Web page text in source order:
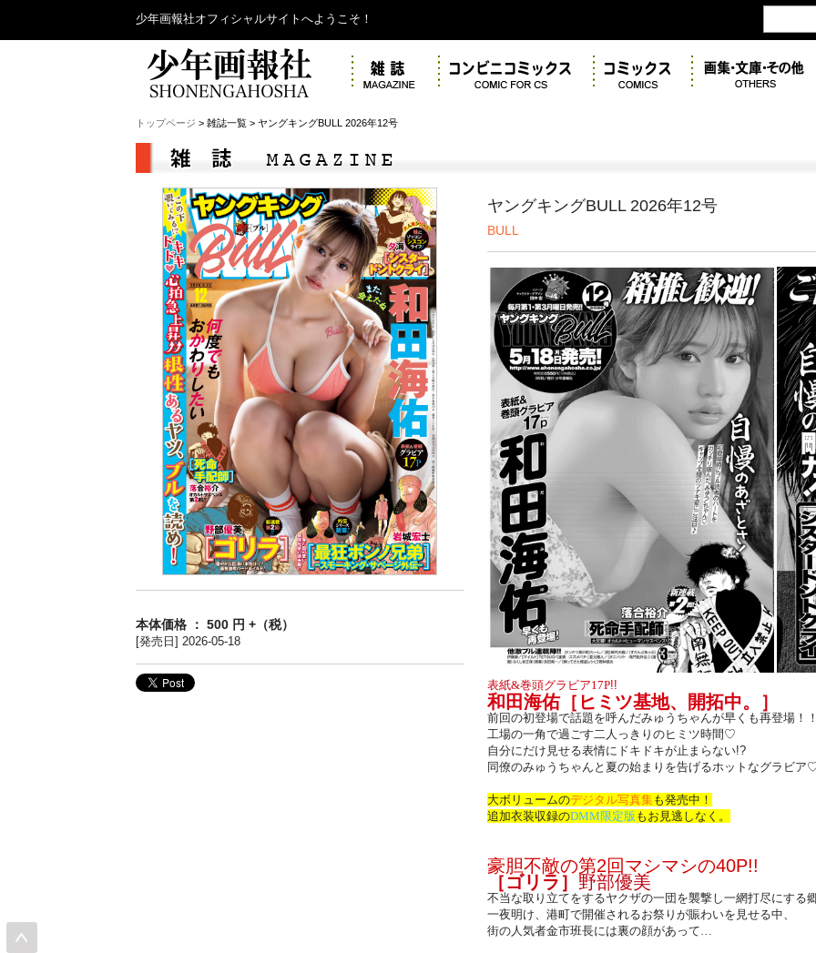
少年画報社オフィシャルサイトへようこそ！
トップページ > 雑誌一覧 > ヤングキングBULL 2026年12号
本体価格 ： 500 円 +（税）
[発売日] 2026-05-18
ヤングキングBULL 2026年12号
BULL
表紙&巻頭グラビア17P!!
和田海佑［ヒミツ基地、開拓中。］
前回の初登場で話題を呼んだみゅうちゃんが早くも再登場！
工場の一角で過ごす二人っきりのヒミツ時間♡
自分にだけ見せる表情にドキドキが止まらない!?
同僚のみゅうちゃんと夏の始まりを告げるホットなグラビア
大ボリュームのデジタル写真集 も発売中！
追加衣装収録のDMM限定版 もお見逃しなく。
豪胆不敵の第2回マシマシの40P!!
［ゴリラ］ 野部優美
不当な取り立てをするヤクザの一団を襲撃し一網打尽にする
一夜明け、港町で開催されるお祭りが賑わいを見せる中、
街の人気者金市班長には裏の顔があって…